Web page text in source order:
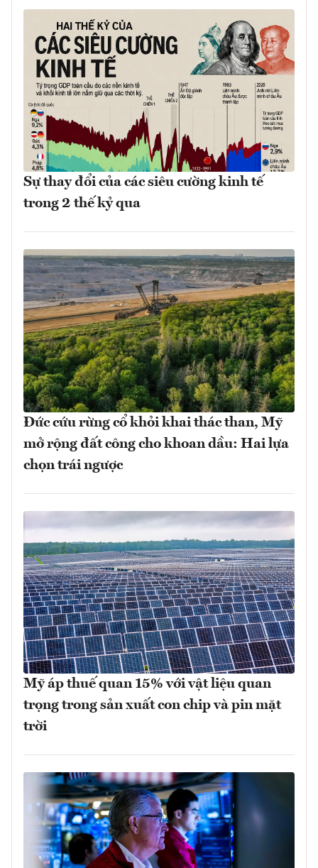
Sự thay đổi của các siêu cường kinh tế
trong 2 thế kỷ qua
Đức cứu rừng cổ khỏi khai thác than, Mỹ
mở rộng đất công cho khoan dầu: Hai lựa
chọn trái ngược
Mỹ áp thuế quan 15% với vật liệu quan
trọng trong sản xuất con chip và pin mặt
trời